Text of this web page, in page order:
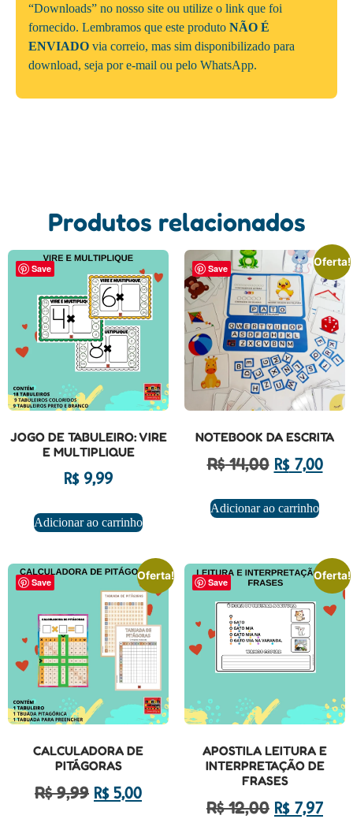
“Downloads” no nosso site ou utilize o link que foi
fornecido. Lembramos que este produto NÃO É
ENVIADO via correio, mas sim disponibilizado para
download, seja por e-mail ou pelo WhatsApp.
Produtos relacionados
Save
JOGO DE TABULEIRO: VIRE
E MULTIPLIQUE
R$9,99
Adicionar ao carrinho
Save
Oferta!
NOTEBOOK DA ESCRITA
R$14,00 R$7,00
Adicionar ao carrinho
Save
Oferta!
CALCULADORA DE
PITÁGORAS
R$9,99 R$5,00
Save
Oferta!
APOSTILA LEITURA E
INTERPRETAÇÃO DE
FRASES
R$12,00 R$7,97